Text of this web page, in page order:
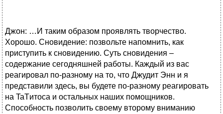
Джон: …И таким образом проявлять творчество.
Хорошо. Сновидение: позвольте напомнить, как
приступить к сновидению. Суть сновидения –
содержание сегодняшней работы. Каждый из вас
реагировал по-разному на то, что Джудит Энн и я
представили здесь, вы будете по-разному реагировать
на TaTитоса и остальных наших помощников.
Способность позволить своему второму вниманию